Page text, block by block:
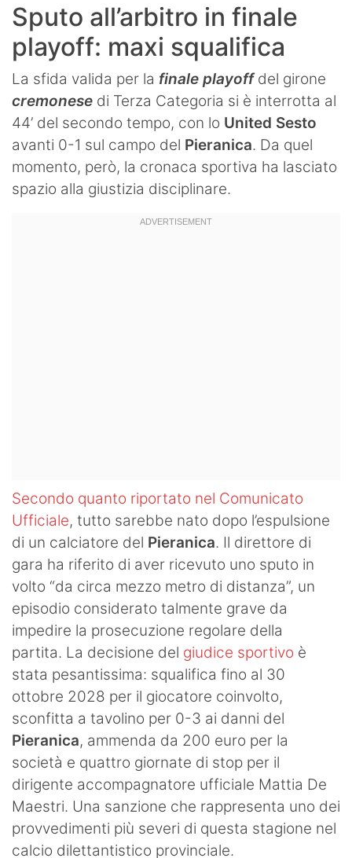
Sputo all’arbitro in finale
playoff: maxi squalifica
La sfida valida per la finale playoffdel girone
cremonese di Terza Categoria si è interrotta al
44’ del secondo tempo, con lo United Sesto
avanti 0-1 sul campo del Pieranica. Da quel
momento, però, la cronaca sportiva ha lasciato
spazio alla giustizia disciplinare.
Secondo quanto riportato nel Comunicato
Ufficiale, tutto sarebbe nato dopo l’espulsione
di un calciatore del Pieranica. Il direttore di
gara ha riferito di aver ricevuto uno sputo in
volto “da circa mezzo metro di distanza”, un
episodio considerato talmente grave da
impedire la prosecuzione regolare della
partita. La decisione del giudice sportivo è
stata pesantissima: squalifica fino al 30
ottobre 2028 per il giocatore coinvolto,
sconfitta a tavolino per 0-3 ai danni del
Pieranica, ammenda da 200 euro per la
società e quattro giornate di stop per il
dirigente accompagnatore ufficiale Mattia De
Maestri. Una sanzione che rappresenta uno dei
provvedimenti più severi di questa stagione nel
calcio dilettantistico provinciale.